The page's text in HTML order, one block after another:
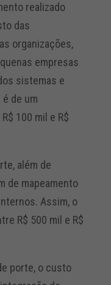
realizado
das
organizações,
empresas
sistemas e
de um
100 mil e R$
além de
de mapeamento
Assim, o
R$ 500 mil e R$
porte, o custo